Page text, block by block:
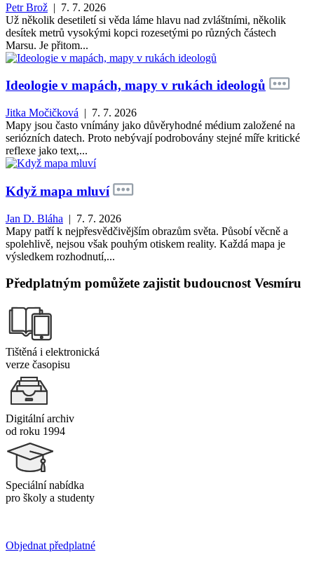
Petr Brož | 7. 7. 2026
Už několik desetiletí si věda láme hlavu nad zvláštními, několik
desítek metrů vysokými kopci rozesetými po různých částech
Marsu. Je přitom...
Ideologie v mapách, mapy v rukách ideologů
Jitka Močičková | 7. 7. 2026
Mapy jsou často vnímány jako důvěryhodné médium založené na
seriózních datech. Proto nebývají podrobovány stejné míře kritické
reflexe jako text,...
Když mapa mluví
Jan D. Bláha | 7. 7. 2026
Mapy patří k nejpřesvědčivějším obrazům světa. Působí věcně a
spolehlivě, nejsou však pouhým otiskem reality. Každá mapa je
výsledkem rozhodnutí,...
Předplatným pomůžete zajistit budoucnost Vesmíru
Tištěná i elektronická
verze časopisu
Digitální archiv
od roku 1994
Speciální nabídka
pro školy a studenty
Objednat předplatné